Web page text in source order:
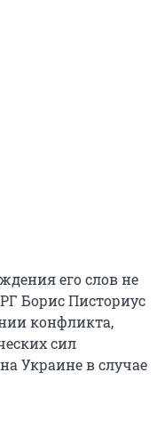
его слов не
Борис Писториус
конфликта,
сил
Украине в случае